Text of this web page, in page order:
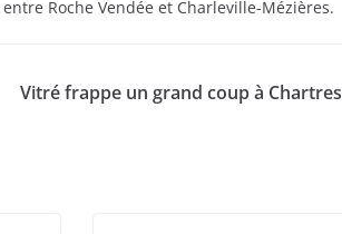
Roche Vendée et Charleville-Mézières.
Vitré frappe un grand coup à Chartres